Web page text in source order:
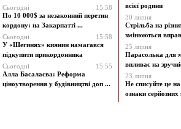
Сьогодні
15:58
По 10 000$ за незаконний перетин
кордону: на Закарпатті ...
Сьогодні
15:58
У «Шегинях» киянин намагався
підкупити прикордонника
Сьогодні
15:55
Алла Басалаєва: Реформа
ціноутворення у будівництві доп ...
всієї родини
30 липня
Стрільба на
змінюються
25 липня
Парасолька для
впливає на
23 липня
Не списуйте це
ознаки